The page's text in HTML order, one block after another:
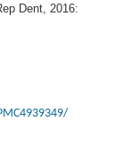
Dent 2016: